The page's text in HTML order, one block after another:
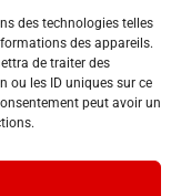
des technologies telles
des appareils.
de traiter des
ou les ID uniques sur ce
peut avoir un